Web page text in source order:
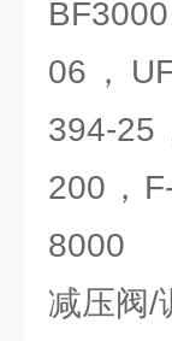
06，
394-25
200，
8000
减压阀/